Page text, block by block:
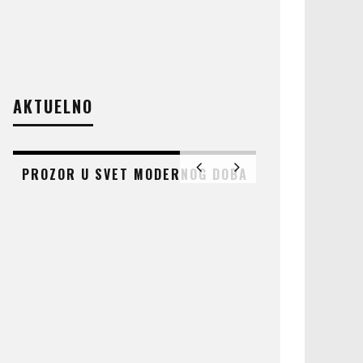
AKTUELNO
PROZOR U SVET MODERNOG DOBA